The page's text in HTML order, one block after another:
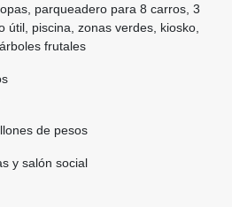
parqueadero para 8 carros, 3
útil, piscina, zonas verdes, kiosko,
frutales
de pesos
y salón social